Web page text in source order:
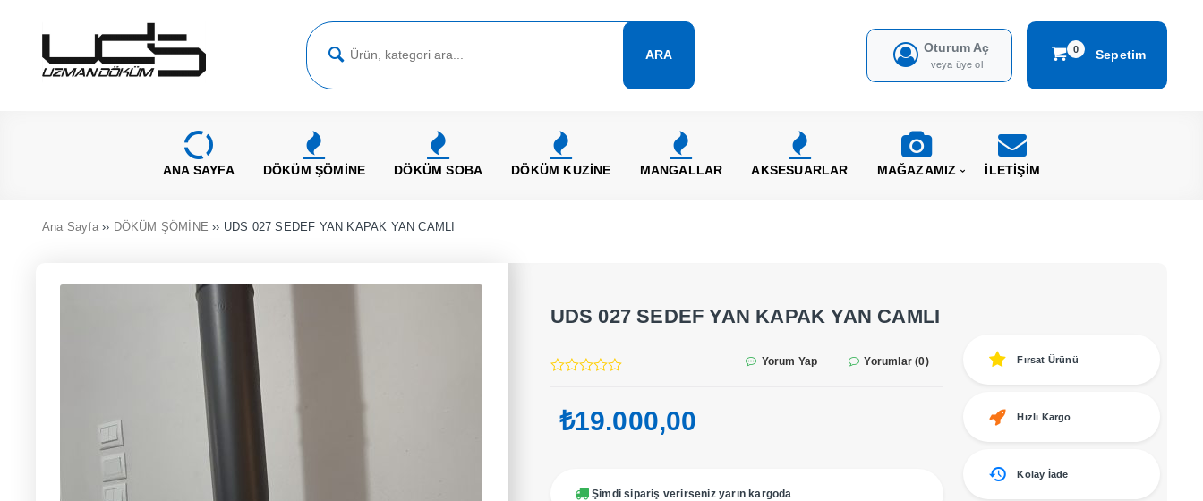
ARA Oturum Aç
veya üye ol
0 Sepetim
ANA SAYFA DÖKÜM ŞÖMİNE DÖKÜM SOBA DÖKÜM KUZİNE MANGALLAR AKSESUARLAR MAĞAZAMIZ İLETİŞİM
Ana Sayfa›› DÖKÜM ŞÖMİNE ›› UDS 027 SEDEF YAN KAPAK YAN CAMLI
UDS 027 SEDEF YAN KAPAK YAN CAMLI
Yorum Yap Yorumlar (0)
₺19.000,00
Şimdi sipariş verirseniz yarın kargoda
Fırsat Ürünü
Hızlı Kargo
Kolay İade